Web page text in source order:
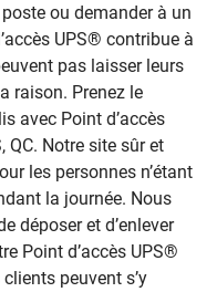
ou demander à un
UPS® contribue à
pas laisser leurs
raison. Prenez le
avec Point d’accès
QC. Notre site sûr et
les personnes n’étant
la journée. Nous
déposer et d’enlever
Point d’accès UPS®
peuvent s’y